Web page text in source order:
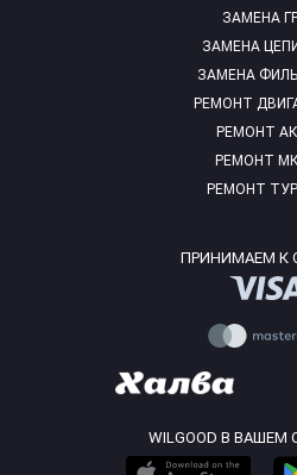
ЗАМЕНА
ЗАМЕНА
ЗАМЕНА
РЕМОНТ
РЕМОНТ
РЕМОНТ
РЕМОНТ
ПРИНИМАЕМ К
WILGOOD В